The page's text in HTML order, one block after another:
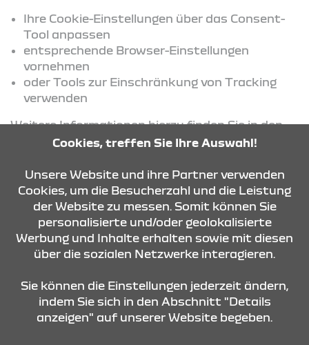
Ihre Cookie-Einstellungen über das Consent-
Tool anpassen
entsprechende Browser-Einstellungen
vornehmen
oder Tools zur Einschränkung von Tracking
verwenden
Weitere Informationen hierzu finden Sie in den
jeweiligen Datenschutzinformationen der
KONTAKT & ANFAHRT
Cookies, treffen Sie Ihre Auswahl!
Unsere Website und ihre Partner verwenden
Cookies, um die Besucherzahl und die Leistung
der Website zu messen. Somit können Sie
personalisierte und/oder geolokalisierte
Werbung und Inhalte erhalten sowie mit diesen
über die sozialen Netzwerke interagieren.
Sie können die Einstellungen jederzeit ändern,
indem Sie sich in den Abschnitt "Details
anzeigen" auf unserer Website begeben.